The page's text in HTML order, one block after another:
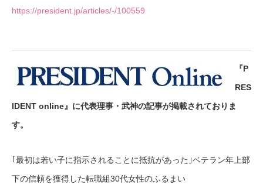
https://president.jp/articles/-/100559
『P
RES
IDENT online』に代表理事・武神の記事が掲載されておりま
す。
｢最初は若い子に指示されることに抵抗があった｣ベテラン年上部
下の信頼を獲得した転職組30代女性のふるまい